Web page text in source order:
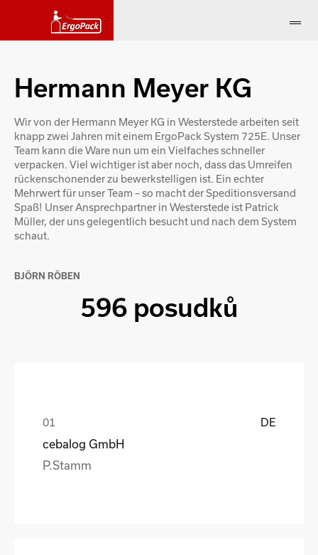
Hermann Meyer KG
Wir von der Hermann Meyer KG in Westerstede arbeiten seit
knapp zwei Jahren mit einem ErgoPack System 725E. Unser
Team kann die Ware nun um ein Vielfaches schneller
verpacken. Viel wichtiger ist aber noch, dass das Umreifen
rückenschonender zu bewerkstelligen ist. Ein echter
Mehrwert für unser Team – so macht der Speditionsversand
Spaß! Unser Ansprechpartner in Westerstede ist Patrick
Müller, der uns gelegentlich besucht und nach dem System
schaut.
BJÖRN RÖBEN
596 posudků
DE
cebalog GmbH
P.Stamm